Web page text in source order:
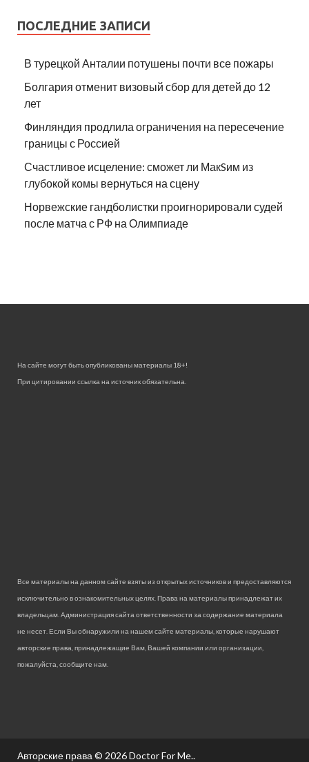
ПОСЛЕДНИЕ ЗАПИСИ
В турецкой Анталии потушены почти все пожары
Болгария отменит визовый сбор для детей до 12
лет
Финляндия продлила ограничения на пересечение
границы с Россией
Счастливое исцеление: сможет ли МакSим из
глубокой комы вернуться на сцену
Норвежские гандболистки проигнорировали судей
после матча с РФ на Олимпиаде
На сайте могут быть опубликованы материалы 18+!
При цитировании ссылка на источник обязательна.
Все материалы на данном сайте взяты из открытых источников и предоставляются
исключительно в ознакомительных целях. Права на материалы принадлежат их
владельцам. Администрация сайта ответственности за содержание материала
не несет. Если Вы обнаружили на нашем сайте материалы, которые нарушают
авторские права, принадлежащие Вам, Вашей компании или организации,
пожалуйста, сообщите нам.
Авторские права © 2026Doctor For Me..